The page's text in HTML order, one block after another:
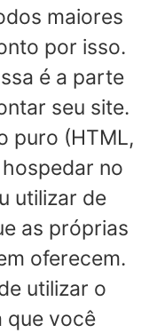
maiores
por isso.
é a parte
seu site.
puro (HTML,
hospedar no
utilizar de
as próprias
oferecem.
utilizar o
que você